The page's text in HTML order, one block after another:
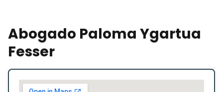
Abogado Paloma Ygartua
Fesser